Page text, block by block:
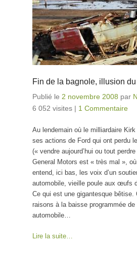
Fin de la bagnole, illusion
Publié le 2 novembre 2008 par
6 052 visites | 1 Commentaire
Au lendemain où le milliardaire
ses actions de Ford qui ont perdu
(« vendre aujourd’hui ou tout
General Motors est « très mal »,
entend, ici bas, les voix d’un
automobile, vieille poule aux œufs
Ce qui est une gigantesque bêtise.
raisons à la baisse programmée de
automobile…
Lire la suite…